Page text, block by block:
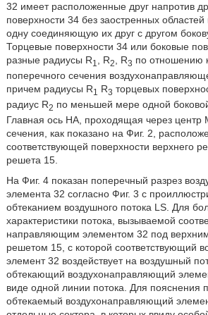
32 имеет расположенные друг напротив
поверхности 34 без заостренных
одну соединяющую их друг с другом
Торцевые поверхности 34 или боковые
разные радиусы R1 , R2, R3 по отношению
поперечного сечения
причем радиусы R1 R3 торцевых
радиус R2 по меньшей мере одной
Главная ось НА, проходящая через центр
сечения, как показано на Фиг. 2,
соответствующей поверхности верхнего
решета 15.
На Фиг. 4 показан поперечный разрез
элемента 32 согласно Фиг. 3 с
обтеканием воздушного потока LS. Для
характеристики потока, вызываемой
направляющим элементом 32 под
решетом 15, с которой соответствующий
элемент 32 воздействует на воздушный
обтекающий воздухонаправляющий
виде одной линии потока. Для пояснения
обтекаемый воздухонаправляющий